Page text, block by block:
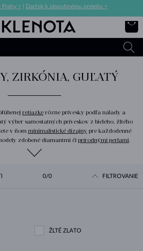
Prahy > Darček k zásnubnému prsteňu >
ZIRKÓNIA, GUĽATÝ
retiazkerôzne prívesky podľa nálady a
výber samostatných príveskov z bieleho, žltého
v ňom minimalistické dizajny pre každodenné
zdobené diamantmi či prírodnými perlami.
0/0 FILTROVANIE
ŽLTÉ ZLATO